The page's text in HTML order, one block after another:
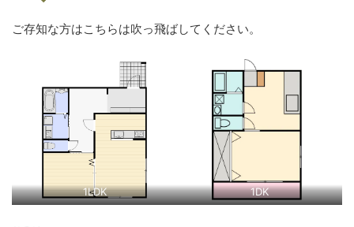
ご存知な方はこちらは吹っ飛ばしてください。
1LDK 1DK